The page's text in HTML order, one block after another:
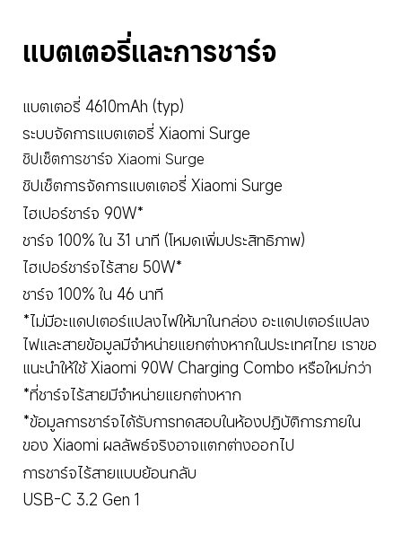
แบตเตอรี่และการชาร์จ
แบตเตอรี่ 4610mAh (typ)
ระบบจัดการแบตเตอรี่ Xiaomi Surge
ชิปเซ็ตการชาร์จ Xiaomi Surge
ชิปเซ็ตการจัดการแบตเตอรี่ Xiaomi Surge
ไฮเปอร์ชาร์จ 90W*
ชาร์จ 100% ใน 31 นาที (โหมดเพิ่มประสิทธิภาพ)
ไฮเปอร์ชาร์จไร้สาย 50W*
ชาร์จ 100% ใน 46 นาที
*ไม่มีอะแดปเตอร์แปลงไฟให้มาในกล่อง อะแดปเตอร์แปลง
ไฟและสายข้อมูลมีจำหน่ายแยกต่างหากในประเทศไทย เราขอ
แนะนำให้ใช้ Xiaomi 90W Charging Combo หรือใหม่กว่า
*ที่ชาร์จไร้สายมีจำหน่ายแยกต่างหาก
*ข้อมูลการชาร์จได้รับการทดสอบในห้องปฏิบัติการภายใน
ของ Xiaomi ผลลัพธ์จริงอาจแตกต่างออกไป
การชาร์จไร้สายแบบย้อนกลับ
USB-C 3.2 Gen 1